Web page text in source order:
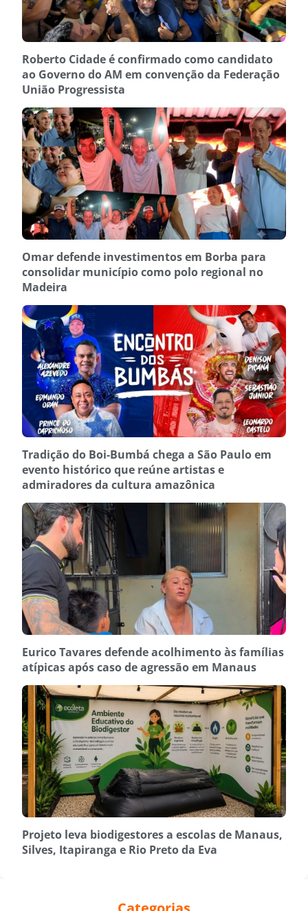
Roberto Cidade é confirmado como candidato
ao Governo do AM em convenção da Federação
União Progressista
Omar defende investimentos em Borba para
consolidar município como polo regional no
Madeira
Tradição do Boi-Bumbá chega a São Paulo em
evento histórico que reúne artistas e
admiradores da cultura amazônica
Eurico Tavares defende acolhimento às famílias
atípicas após caso de agressão em Manaus
Projeto leva biodigestores a escolas de Manaus,
Silves, Itapiranga e Rio Preto da Eva